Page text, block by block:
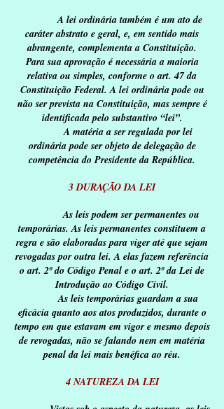
A lei ordinária também é um ato de
caráter abstrato e geral, e, em sentido mais
abrangente, complementa a Constituição.
Para sua aprovação é necessária a maioria
relativa ou simples, conforme o art. 47 da
Constituição Federal. A lei ordinária pode ou
não ser prevista na Constituição, mas sempre é
identificada pelo substantivo “lei”.
A matéria a ser regulada por lei
ordinária pode ser objeto de delegação de
competência do Presidente da República.
3 DURAÇÃO DA LEI
As leis podem ser permanentes ou
temporárias. As leis permanentes constituem a
regra e são elaboradas para viger até que sejam
revogadas por outra lei. A elas fazem referência
o art. 2º do Código Penal e o art. 2º da Lei de
Introdução ao Código Civil.
As leis temporárias guardam a sua
eficácia quanto aos atos produzidos, durante o
tempo em que estavam em vigor e mesmo depois
de revogadas, não se falando nem em matéria
penal da lei mais benéfica ao réu.
4 NATUREZA DA LEI